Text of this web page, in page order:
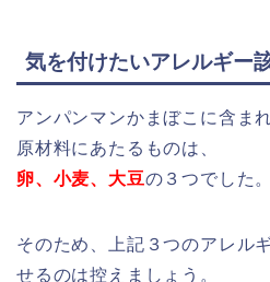
気を付けたいアレルギー
アンパンマンかまぼこに含ま
原材料にあたるものは、
卵、小麦、大豆の３つでした。
そのため、上記３つのアレル
せるのは控えましょう。